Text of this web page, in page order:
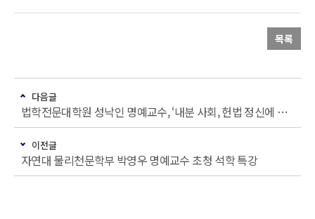
목록
다음글
법학전문대학원 성낙인 명예교수, ‘내분 사회, 헌법 정신에 길을 묻다’ 좌담회 참석
이전글
자연대 물리천문학부 박영우 명예교수 초청 석학 특강